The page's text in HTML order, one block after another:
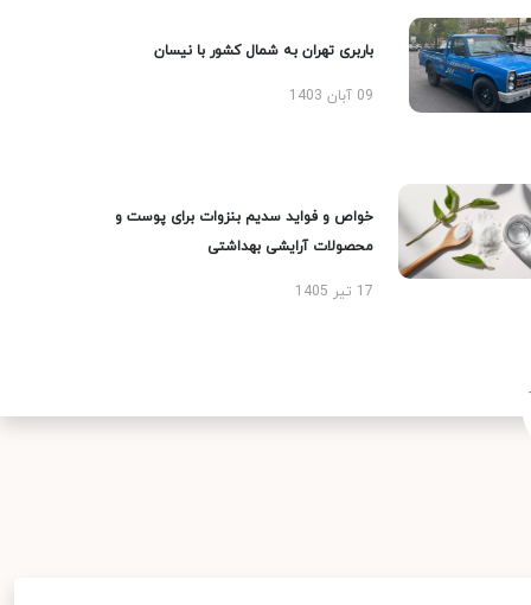
باربری تهران به شمال کشور با نیسان
09 آبان 1403
خواص و فواید سدیم بنزوات برای پوست و
محصولات آرایشی بهداشتی
17 تیر 1405